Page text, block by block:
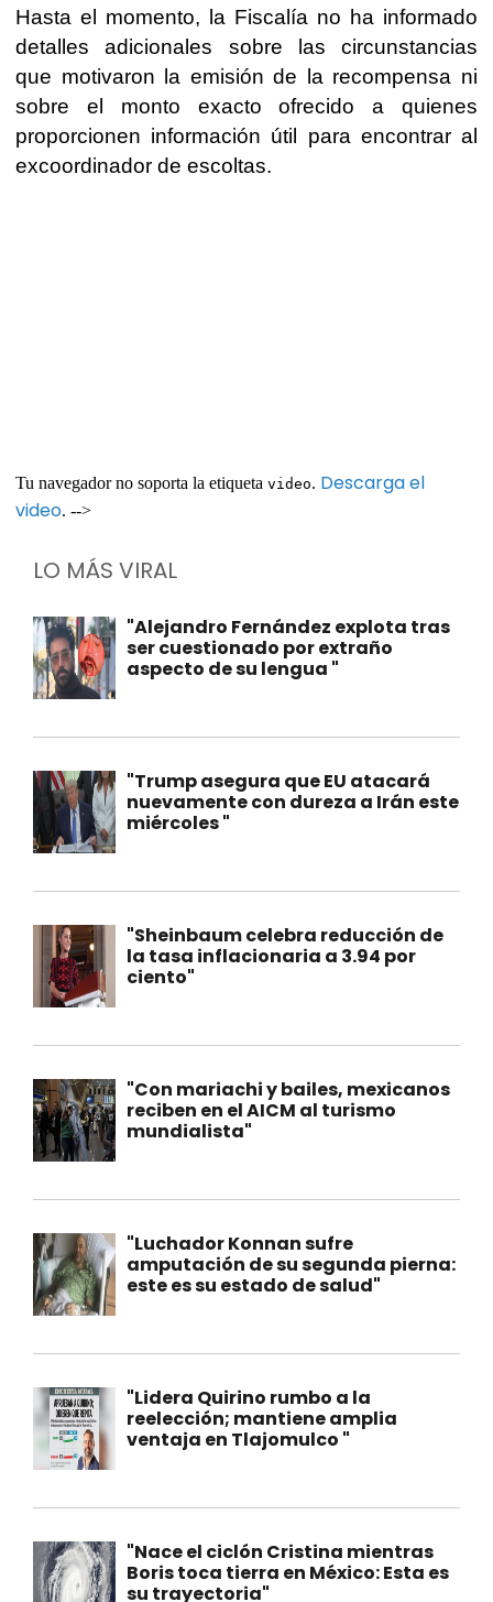
Hasta el momento, la Fiscalía no ha informado
detalles adicionales sobre las circunstancias
que motivaron la emisión de la recompensa ni
sobre el monto exacto ofrecido a quienes
proporcionen información útil para encontrar al
excoordinador de escoltas.
Tu navegador no soporta la etiqueta video. Descarga el
video. -->
LO MÁS VIRAL
"Alejandro Fernández explota tras
ser cuestionado por extraño
aspecto de su lengua "
"Trump asegura que EU atacará
nuevamente con dureza a Irán este
miércoles "
"Sheinbaum celebra reducción de
la tasa inflacionaria a 3.94 por
ciento"
"Con mariachi y bailes, mexicanos
reciben en el AICM al turismo
mundialista"
"Luchador Konnan sufre
amputación de su segunda pierna:
este es su estado de salud"
"Lidera Quirino rumbo a la
reelección; mantiene amplia
ventaja en Tlajomulco "
"Nace el ciclón Cristina mientras
Boris toca tierra en México: Esta es
su trayectoria"